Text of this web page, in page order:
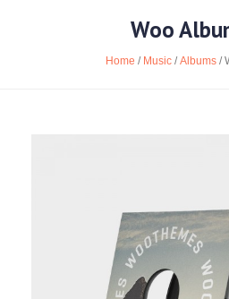
Woo
Home / Music /Albums /